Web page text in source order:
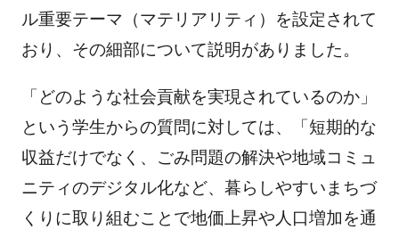
ル重要テーマ（マテリアリティ）を設定されて
おり、その細部について説明がありました。
「どのような社会貢献を実現されているのか」
という学生からの質問に対しては、「短期的な
収益だけでなく、ごみ問題の解決や地域コミュ
ニティのデジタル化など、暮らしやすいまちづ
くりに取り組むことで地価上昇や人口増加を通